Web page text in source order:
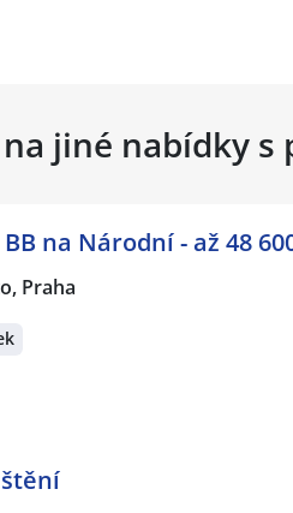
jiné nabídky
na Národní - až 48
Praha